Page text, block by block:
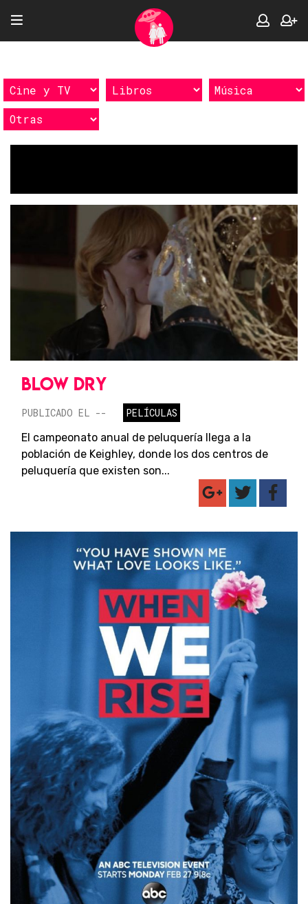
BLOW DRY
PUBLICADO EL --
PELÍCULAS
El campeonato anual de peluquería llega a la
población de Keighley, donde los dos centros de
peluquería que existen son...